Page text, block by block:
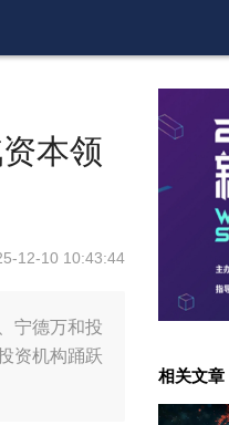
本领
12-10 10:43:44
宁德万和投
资机构踊跃
相关文章